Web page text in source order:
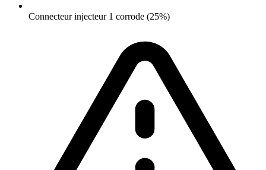
Connecteur injecteur 1 corrode (25%)